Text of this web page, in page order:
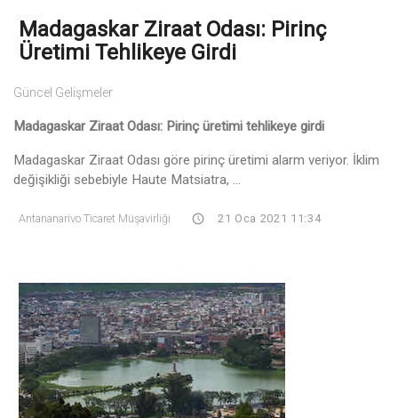
Madagaskar Ziraat Odası: Pirinç
Üretimi Tehlikeye Girdi
Güncel Gelişmeler
Madagaskar Ziraat Odası: Pirinç üretimi tehlikeye girdi
Madagaskar Ziraat Odası göre pirinç üretimi alarm veriyor. İklim
değişikliği sebebiyle Haute Matsiatra, ...
Antananarivo Ticaret Müşavirliği 21 Oca 2021 11:34